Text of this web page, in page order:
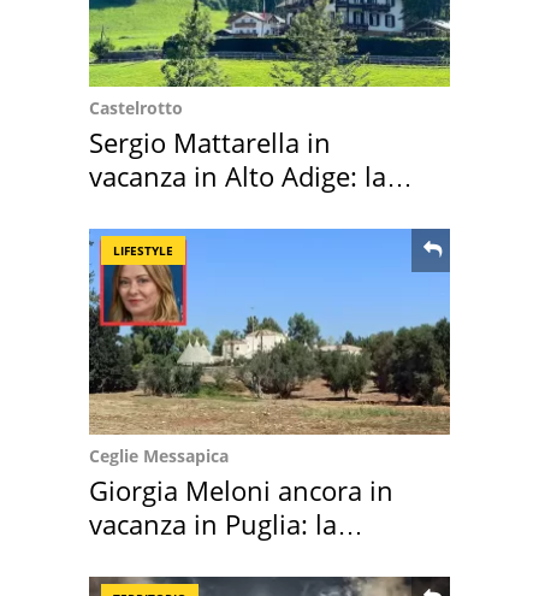
Castelrotto
Sergio Mattarella in
vacanza in Alto Adige: la
LIFESTYLE
Ceglie Messapica
Giorgia Meloni ancora in
vacanza in Puglia: la